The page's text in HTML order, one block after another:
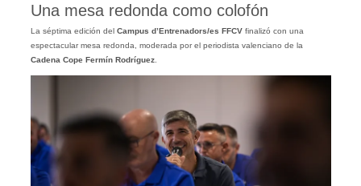
Una mesa redonda como colofón
La séptima edición del Campus d’Entrenadors/es FFCVfinalizó con una
espectacular mesa redonda, moderada por el periodista valenciano de la
Cadena Cope Fermín Rodríguez.